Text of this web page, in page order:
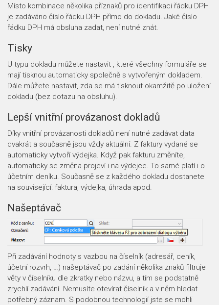
Místo kombinace několika příznaků pro identifikaci řádku DPH
je zadáváno číslo řádku DPH přímo do dokladu. Jaké číslo
řádku DPH má obsluha zadat, není nutné znát.
Tisky
U typu dokladu můžete nastavit , které všechny formuláře se
mají tisknou automaticky společně s vytvořeným dokladem.
Dále můžete nastavit, zda se má tisknout okamžitě po uložení
dokladu (bez dotazu na obsluhu).
Lepší vnitřní provázanost dokladů
Díky vnitřní provázanosti dokladů není nutné zadávat data
dvakrát a současně jsou vždy aktuální. Z faktury vydané se
automaticky vytvoří výdejka. Když pak fakturu změníte,
automaticky se změna projeví i na výdejce. To samé platí i o
účetním deníku. Současně se z každého dokladu dostanete
na související: faktura, výdejka, úhrada apod.
Našeptávač
Při zadávání hodnoty s vazbou na číselník (adresář, ceník,
účetní rozvrh, …) našeptávač po zadání několika znaků filtruje
věty v číselníku dle zkratky nebo názvu, a tím se podstatně
zrychlí zadávání. Nemusíte otevírat číselník a v něm hledat
potřebný záznam. S podobnou technologií jste se mohli